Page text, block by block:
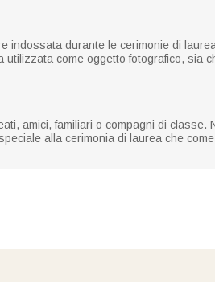
indossata durante le cerimonie di
utilizzata come oggetto fotografico, sia
amici, familiari o compagni di
alla cerimonia di laurea che